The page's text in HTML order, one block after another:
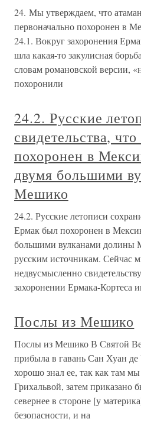
24. Мы утверждаем, что
первоначально похоронен в
24.1. Вокруг захоронения
шла какая-то закулисная
словам романовской версии,
похоронили
24.2. Русские
свидетельства,
похоронен в
двумя большими
Мешико
24.2. Русские летописи
Ермак был похоронен в
большими вулканами долины
русским источникам. Сейчас
недвусмысленно
захоронении Ермака-Кортеса
Послы из Мешико
Послы из Мешико В Святой
прибыла в гавань Сан Хуан
хорошо знал ее, так как там
Грихальвой, затем приказано
севернее в стороне [у
безопасности, и на